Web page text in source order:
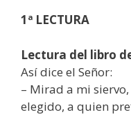
1ª LECTURA
Lectura del libro
Así dice el Señor:
– Mirad a mi
elegido, a quien